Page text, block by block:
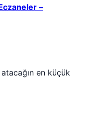
–
en küçük